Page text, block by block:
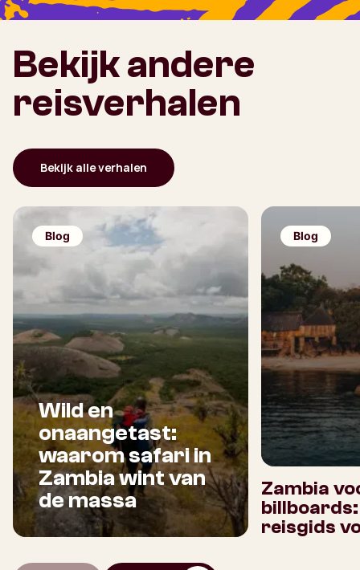
Bekijk andere
reisverhalen
Bekijk alle verhalen
Blog
Wild en
onaangetast:
waarom safari in
Zambia wint van
de massa
Blog
Zambia
reisgids